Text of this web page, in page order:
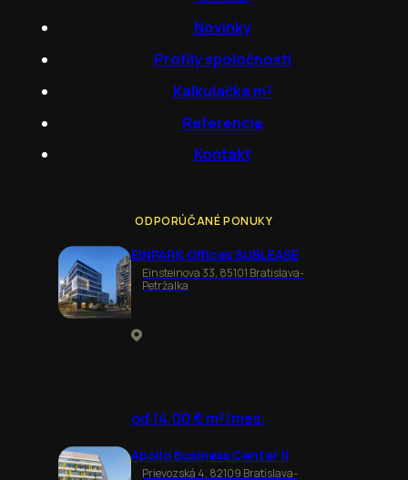
Novinky
Profily spoločností
Kalkulačka m²
Referencie
Kontakt
ODPORÚČANÉ PONUKY
EINPARK Offices SUBLEASE
Einsteinova 33, 85101 Bratislava-
Petržalka
od 14,00 € m²/mes.
Apollo Business Center II
Prievozská 4, 82109 Bratislava-